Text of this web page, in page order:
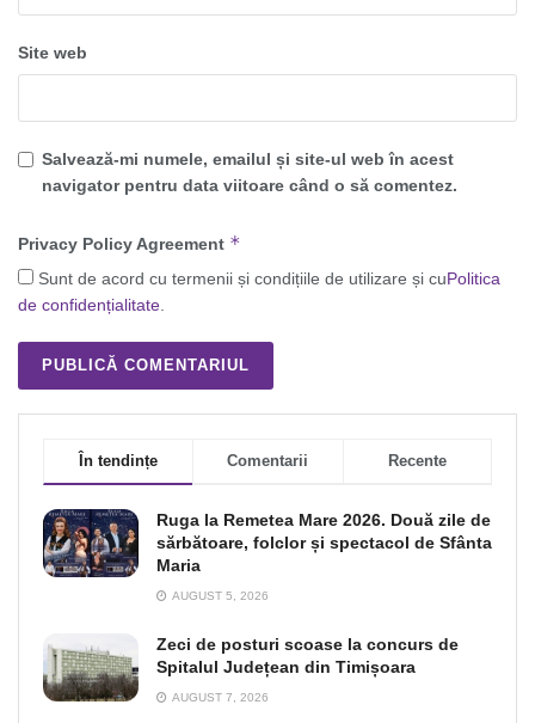
Site web
Salvează-mi numele, emailul și site-ul web în acest
navigator pentru data viitoare când o să comentez.
Privacy Policy Agreement *
Sunt de acord cu termenii și condițiile de utilizare și cuPolitica
de confidențialitate
În tendințe Comentarii Recente
Ruga la Remetea Mare 2026. Două zile de
sărbătoare, folclor și spectacol de Sfânta
Maria
AUGUST 5, 2026
Zeci de posturi scoase la concurs de
Spitalul Județean din Timișoara
AUGUST 7, 2026